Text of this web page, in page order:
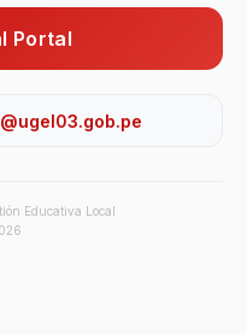
Portal
Educativa Local